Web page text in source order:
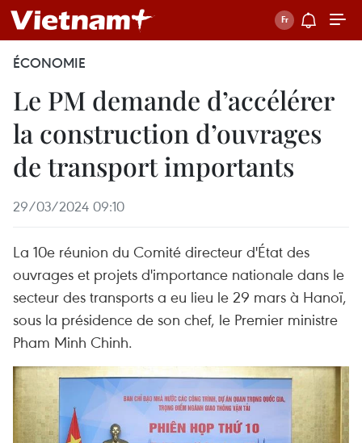
ÉCONOMIE
Le PM demande d’accélérer
la construction d’ouvrages
de transport importants
29/03/2024 09:10
La 10e réunion du Comité directeur d'État des
ouvrages et projets d'importance nationale dans le
secteur des transports a eu lieu le 29 mars à Hanoï,
sous la présidence de son chef, le Premier ministre
Pham Minh Chinh.